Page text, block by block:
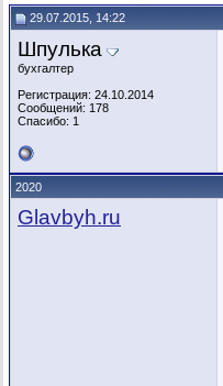
29.07.2015, 14:22
Шпулька
бухгалтер
Регистрация: 24.10.2014
Сообщений: 178
Спасибо: 1
2020
Glavbyh.ru